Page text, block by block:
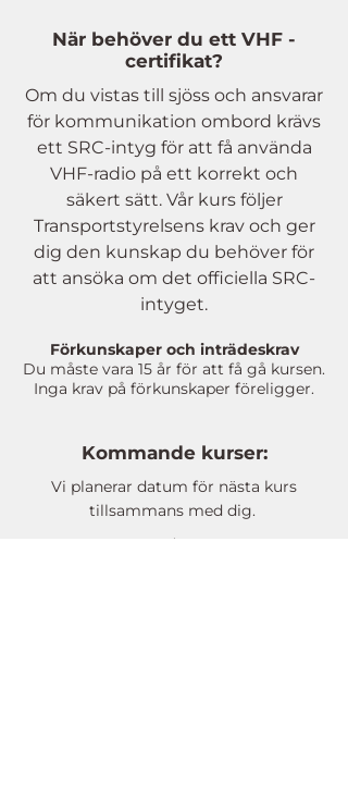
När behöver du ett VHF -
certifikat?
Om du vistas till sjöss och ansvarar
för kommunikation ombord krävs
ett SRC-intyg för att få använda
VHF-radio på ett korrekt och
säkert sätt. Vår kurs följer
Transportstyrelsens krav och ger
dig den kunskap du behöver för
att ansöka om det officiella SRC-
intyget.
Förkunskaper och inträdeskrav
Du måste vara 15 år för att få gå kursen.
Inga krav på förkunskaper föreligger.
Kommande kurser:
Vi planerar datum för nästa kurs
tillsammans med dig.
.